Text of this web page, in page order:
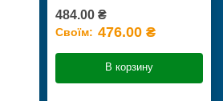
484.00 ₴
Своїм: 476.00 ₴
В корзину